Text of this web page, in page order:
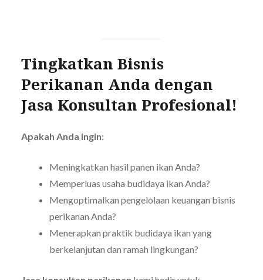
Tingkatkan Bisnis
Perikanan Anda dengan
Jasa Konsultan Profesional!
Apakah Anda ingin:
Meningkatkan hasil panen ikan Anda?
Memperluas usaha budidaya ikan Anda?
Mengoptimalkan pengelolaan keuangan bisnis
perikanan Anda?
Menerapkan praktik budidaya ikan yang
berkelanjutan dan ramah lingkungan?